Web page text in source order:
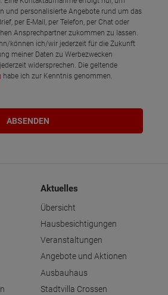
und personalisierte Angebote rund um das
per E-Mail, per Telefon, per Chat oder
Ansprechpartner zukommen zu lassen.
können ich/wir jederzeit für die Zukunft
meiner Daten zu Werbezwecken
widersprechen. Die geltende
habe ich zur Kenntnis genommen.
Aktuelles
Übersicht
Hausbesichtigungen
Veranstaltungen
Angebote und Aktionen
Ausbauhaus
Stadtvilla Crossen